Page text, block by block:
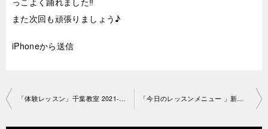
また次回も頑張りましょう♪
iPhoneから送信
投
「体験レッスン」千葉教室 2021-4-22-no.0049 「今日のレッスンメニュー 」新宿教室2021-4-24-no.0049-1487